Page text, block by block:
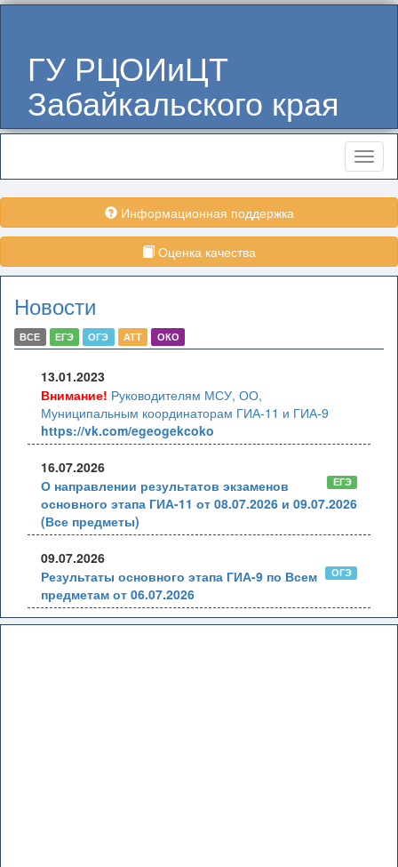
ГУ РЦОИиЦТ
Забайкальского края
Меню
Информационная поддержка
Оценка качества
Новости
ВСЕ ЕГЭ ОГЭ АТТ ОКО
13.01.2023
Внимание! Руководителям МСУ, ОО,
Муниципальным координаторам ГИА-11 и ГИА-9
https://vk.com/egeogekcoko
16.07.2026
ЕГЭ
О направлении результатов экзаменов
основного этапа ГИА-11 от 08.07.2026 и 09.07.2026
(Все предметы)
09.07.2026
ОГЭ
Результаты основного этапа ГИА-9 по Всем
предметам от 06.07.2026